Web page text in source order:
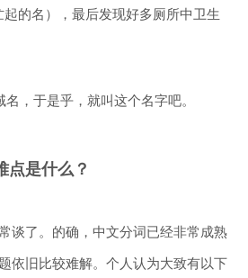
的名），最后发现好多厕所中卫生
，于是乎，就叫这个名字吧。
点是什么？
谈了。的确，中文分词已经非常成熟
依旧比较难解。个人认为大致有以下